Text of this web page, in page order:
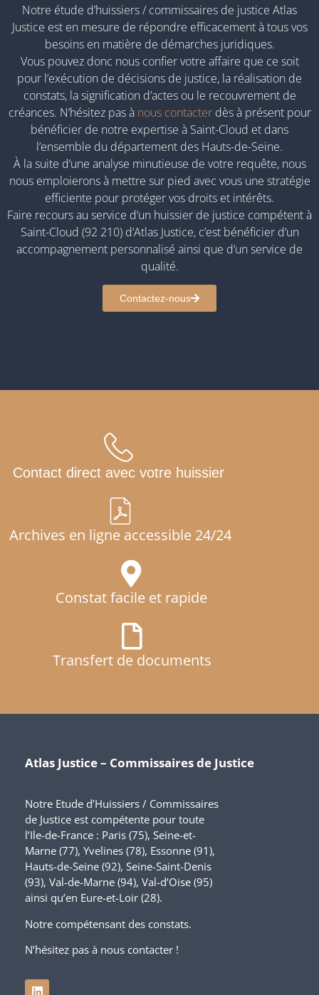
Notre étude d’huissiers / commissaires de justice Atlas
Justice est en mesure de répondre efficacement à tous vos
besoins en matière de démarches juridiques.
Vous pouvez donc nous confier votre affaire que ce soit
pour l’exécution de décisions de justice, la réalisation de
constats, la signification d’actes ou le recouvrement de
créances. N’hésitez pas à nous contacterdès à présent pour
bénéficier de notre expertise à Saint-Cloud et dans
l’ensemble du département des Hauts-de-Seine.
À la suite d’une analyse minutieuse de votre requête, nous
nous emploierons à mettre sur pied avec vous une stratégie
efficiente pour protéger vos droits et intérêts.
Faire recours au service d’un huissier de justice compétent à
Saint-Cloud (92 210) d’Atlas Justice, c’est bénéficier d’un
accompagnement personnalisé ainsi que d’un service de
qualité.
Contactez-nous
Contact direct avec votre huissier
Archives en ligne accessible 24/24
Constat facile et rapide
Transfert de documents
Atlas Justice – Commissaires de Justice
Notre Etude d’Huissiers / Commissaires
de Justice est compétente pour toute
l’Ile-de-France : Paris (75), Seine-et-
Marne (77), Yvelines (78), Essonne (91),
Hauts-de-Seine (92), Seine-Saint-Denis
(93), Val-de-Marne (94), Val-d’Oise (95)
ainsi qu’en Eure-et-Loir (28).
Notre compétensant des constats.
N’hésitez pas à nous contacter !